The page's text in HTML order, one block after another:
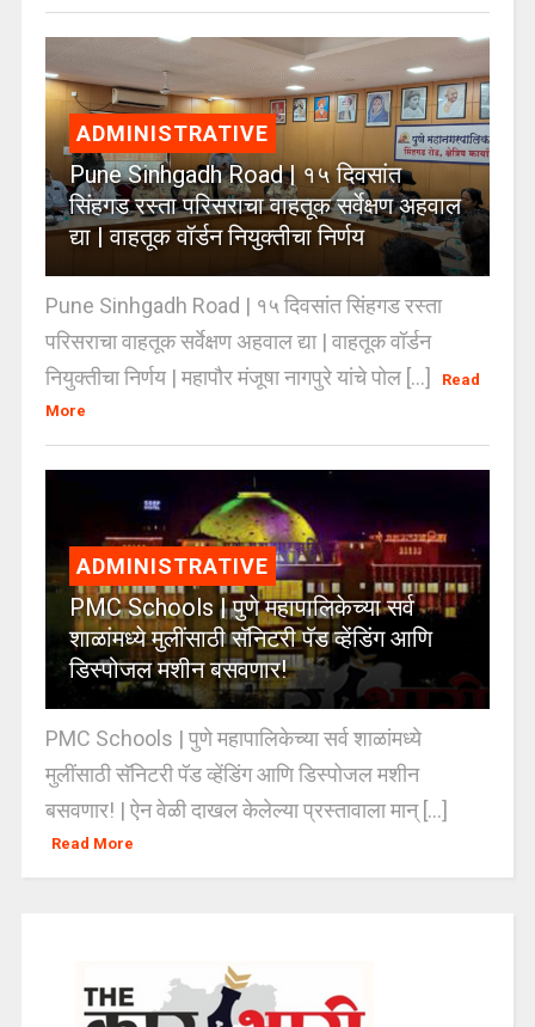
ADMINISTRATIVE
Pune Sinhgadh Road | १५ दिवसांत
सिंहगड रस्ता परिसराचा वाहतूक सर्वेक्षण अहवाल
द्या | वाहतूक वॉर्डन नियुक्तीचा निर्णय
Pune Sinhgadh Road | १५ दिवसांत सिंहगड रस्ता
परिसराचा वाहतूक सर्वेक्षण अहवाल द्या | वाहतूक वॉर्डन
नियुक्तीचा निर्णय | महापौर मंजूषा नागपुरे यांचे पोल [...]
Read
More
ADMINISTRATIVE
PMC Schools | पुणे महापालिकेच्या सर्व
शाळांमध्ये मुलींसाठी सॅनिटरी पॅड व्हेंडिंग आणि
डिस्पोजल मशीन बसवणार!
PMC Schools | पुणे महापालिकेच्या सर्व शाळांमध्ये
मुलींसाठी सॅनिटरी पॅड व्हेंडिंग आणि डिस्पोजल मशीन
बसवणार! | ऐन वेळी दाखल केलेल्या प्रस्तावाला मान् [...]
Read More